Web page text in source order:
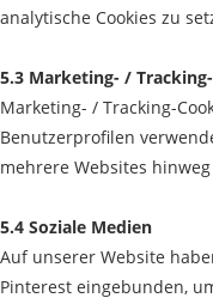
analytische Cookies zu
5.3 Marketing- /
Marketing- / Tracking-
Benutzerprofilen
mehrere Websites
5.4 Soziale Medien
Auf unserer Website
Pinterest eingebunden,